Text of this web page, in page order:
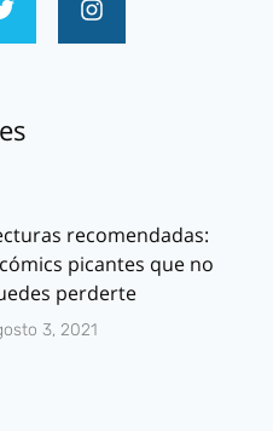
recomendadas:
picantes que no
perderte
3, 2021